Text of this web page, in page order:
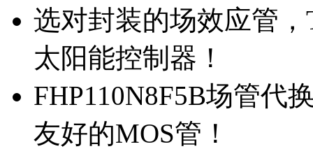
选对封装的场效应管
太阳能控制器！
FHP110N8F5B场管代
友好的MOS管！